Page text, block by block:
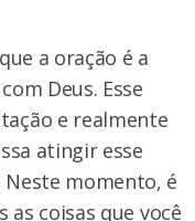
a oração é a
Deus. Esse
e realmente
atingir esse
Neste momento, é
coisas que você